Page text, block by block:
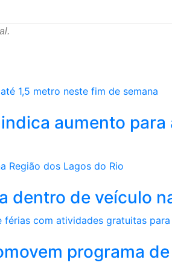
aumento
de veículo
programa